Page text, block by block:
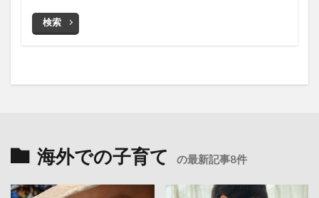
検索
海外での子育て の最新記事8件